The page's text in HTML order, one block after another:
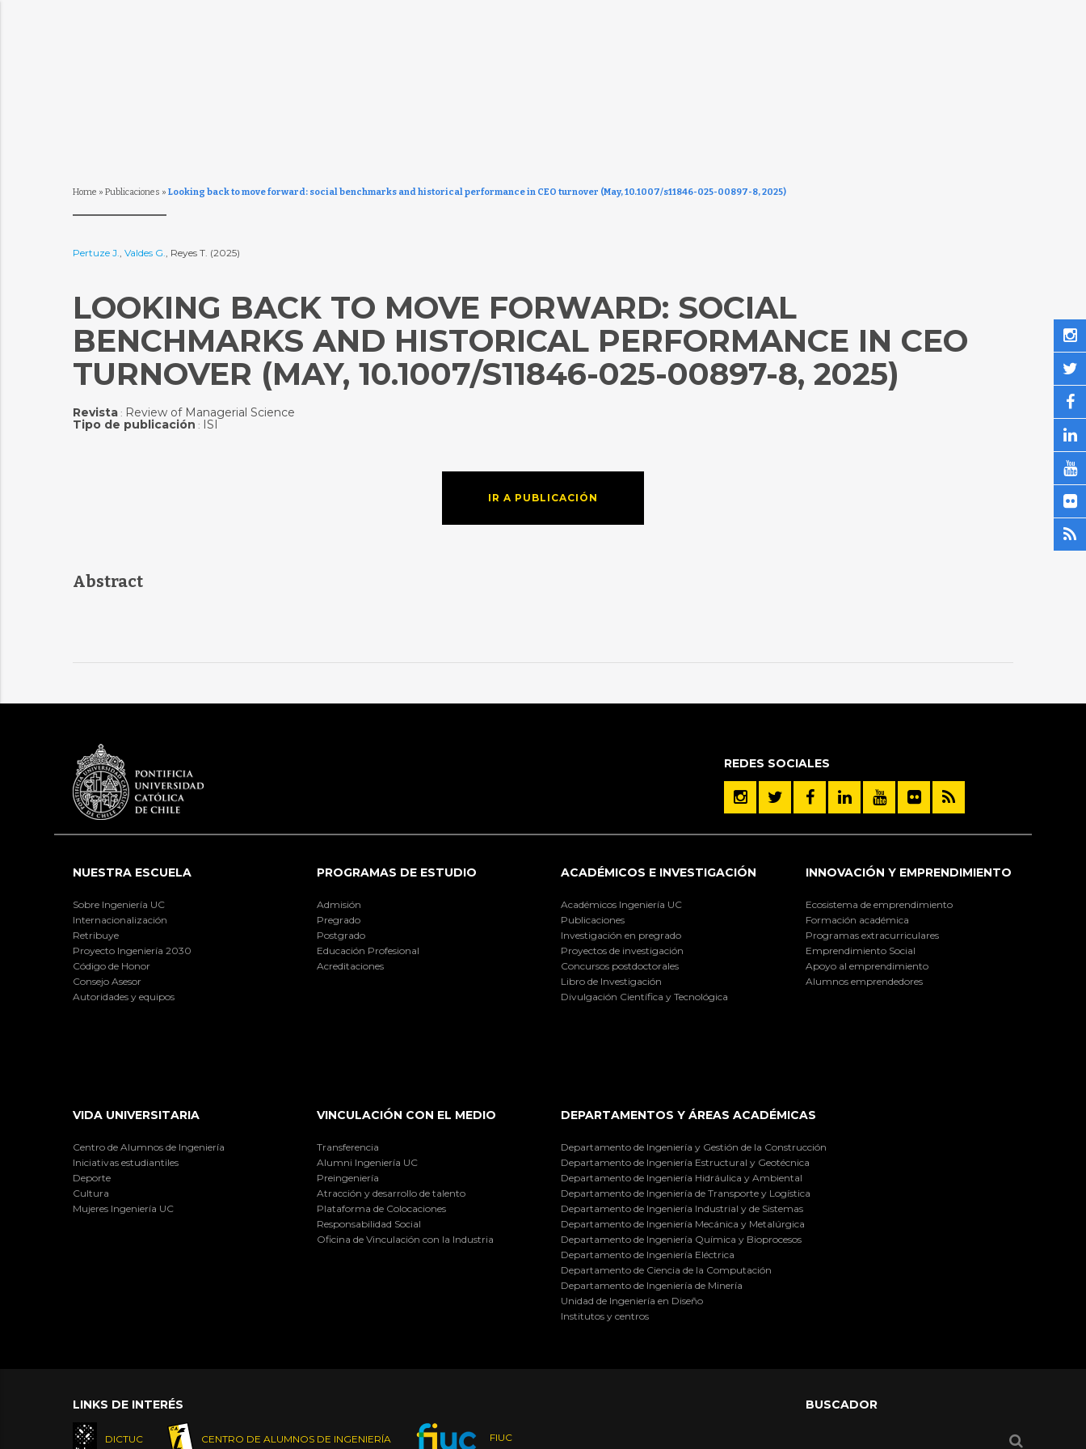
Home » Publicaciones » Looking back to move forward: social benchmarks and historical performance in CEO turnover (May, 10.1007/s11846-025-00897-8, 2025)
Pertuze J., Valdes G., Reyes T. (2025)
LOOKING BACK TO MOVE FORWARD: SOCIAL
BENCHMARKS AND HISTORICAL PERFORMANCE IN CEO
TURNOVER (MAY, 10.1007/S11846-025-00897-8, 2025)
Revista: Review of Managerial Science
Tipo de publicación : ISI
IR A PUBLICACIÓN
Abstract
REDES SOCIALES
NUESTRA ESCUELA
Sobre Ingeniería UC
Internacionalización
Retribuye
Proyecto Ingeniería 2030
Código de Honor
Consejo Asesor
Autoridades y equipos
PROGRAMAS DE ESTUDIO
Admisión
Pregrado
Postgrado
Educación Profesional
Acreditaciones
ACADÉMICOS E INVESTIGACIÓN
Académicos Ingeniería UC
Publicaciones
Investigación en pregrado
Proyectos de investigación
Concursos postdoctorales
Libro de Investigación
Divulgación Científica y Tecnológica
INNOVACIÓN Y EMPRENDIMIENTO
Ecosistema de emprendimiento
Formación académica
Programas extracurriculares
Emprendimiento Social
Apoyo al emprendimiento
Alumnos emprendedores
VIDA UNIVERSITARIA
Centro de Alumnos de Ingeniería
Iniciativas estudiantiles
Deporte
Cultura
Mujeres Ingeniería UC
VINCULACIÓN CON EL MEDIO
Transferencia
Alumni Ingeniería UC
Preingeniería
Atracción y desarrollo de talento
Plataforma de Colocaciones
Responsabilidad Social
Oficina de Vinculación con la Industria
DEPARTAMENTOS Y ÁREAS ACADÉMICAS
Departamento de Ingeniería y Gestión de la Construcción
Departamento de Ingeniería Estructural y Geotécnica
Departamento de Ingeniería Hidráulica y Ambiental
Departamento de Ingeniería de Transporte y Logística
Departamento de Ingeniería Industrial y de Sistemas
Departamento de Ingeniería Mecánica y Metalúrgica
Departamento de Ingeniería Química y Bioprocesos
Departamento de Ingeniería Eléctrica
Departamento de Ciencia de la Computación
Departamento de Ingeniería de Minería
Unidad de Ingeniería en Diseño
Institutos y centros
LINKS DE INTERÉS
DICTUC CENTRO DE ALUMNOS DE INGENIERÍA FIUC
BUSCADOR